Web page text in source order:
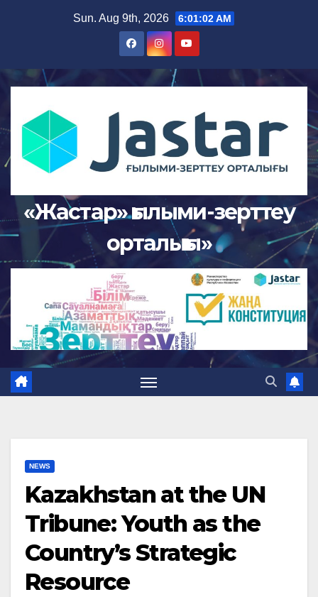
Sun. Aug 9th, 2026 6:01:03 AM
«Жастар» ғылыми-зерттеу
орталығы»
NEWS
Kazakhstan at the UN
Tribune: Youth as the
Country’s Strategic
Resource